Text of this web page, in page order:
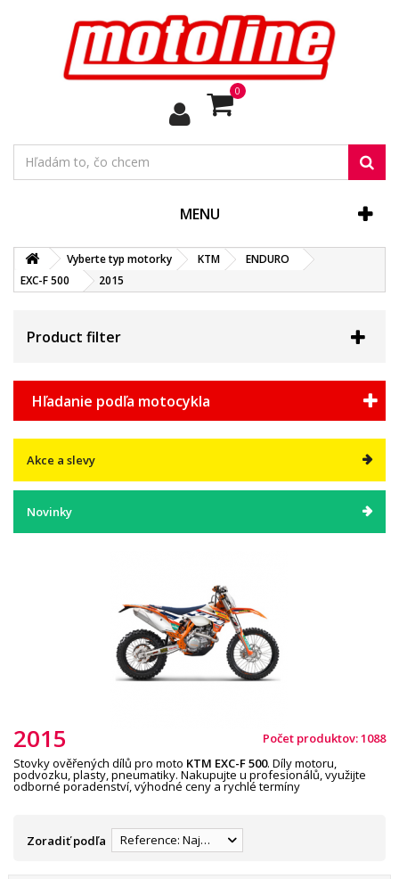
0
MENU
Vyberte typ motorky KTM
ENDURO
EXC-F 500
2015
Product filter
Hľadanie podľa motocykla
Akce a slevy
Novinky
2015
Počet produktov: 1088
Stovky ověřených dílů pro moto KTM EXC-F500. Díly motoru,
podvozku, plasty, pneumatiky. Nakupujte u profesionálů, využijte
odborné poradenství, výhodné ceny a rychlé termíny
Zoradiť podľa Reference: Najnižšia